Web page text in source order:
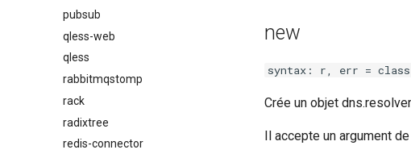
pubsub
qless-web
qless
rabbitmqstomp
rack
radixtree
redis-connector
new
syntax: r, err =
Crée un objet
Il accepte un argument